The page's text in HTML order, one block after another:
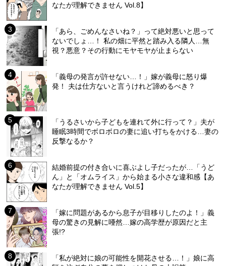
なたが理解できません Vol.8】
「あら、ごめんなさいね？」って絶対悪いと思って
ないでしょ…！ 私の畑に平然と踏み入る隣人…無
視？悪意？その行動にモヤモヤが止まらない
「義母の発言が許せない…！」嫁が義母に怒り爆
発！ 夫は仕方ないと言うけれど諦めるべき？
「うるさいから子どもを連れて外に行って？」夫が
睡眠3時間でボロボロの妻に追い打ちをかける…妻の
反撃なるか？
結婚前提の付き合いに喜ぶよし子だったが…「うど
ん」と「オムライス」から始まる小さな違和感【あ
なたが理解できません Vol.5】
「嫁に問題があるから息子が目移りしたのよ！」義
母の驚きの見解に唖然…嫁の高学歴が原因だと主
張!?
「私が絶対に娘の可能性を開花させる…！」娘に高